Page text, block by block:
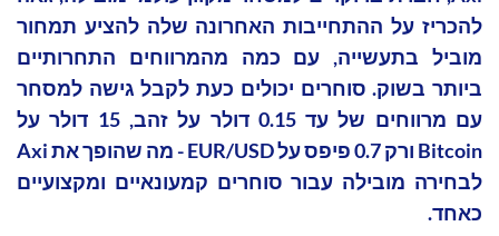
להכריז על ההתחייבות האחרונה שלה להציע תמחור
מוביל בתעשייה, עם כמה מהמרווחים התחרותיים
ביותר בשוק. סוחרים יכולים כעת לקבל גישה למסחר
עם מרווחים של עד 0.15 דולר על זהב, 15 דולר על
Bitcoin ורק 0.7 פיפס על EUR/USD - מה שהופך את Axi
לבחירה מובילה עבור סוחרים קמעונאיים ומקצועיים
כאחד.